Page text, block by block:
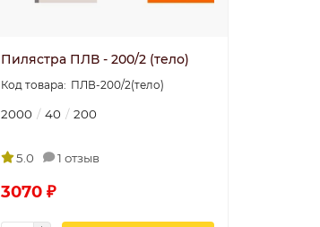
Пилястра ПЛВ - 200/2 (тело)
ПЛВ-200/2(тело)
2000 40 200
5.0 1 отзыв
3070 ₽